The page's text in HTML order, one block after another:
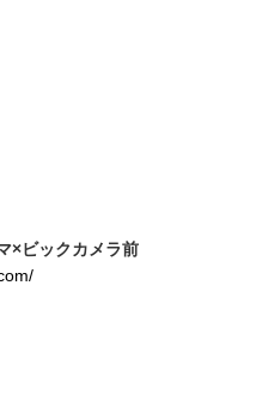
×ビックカメラ前